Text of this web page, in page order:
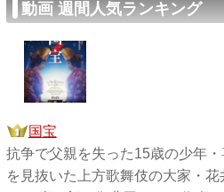
動画 週間人気ランキング
国宝
抗争で父親を失った15歳の少年
を見抜いた上方歌舞伎の大家・